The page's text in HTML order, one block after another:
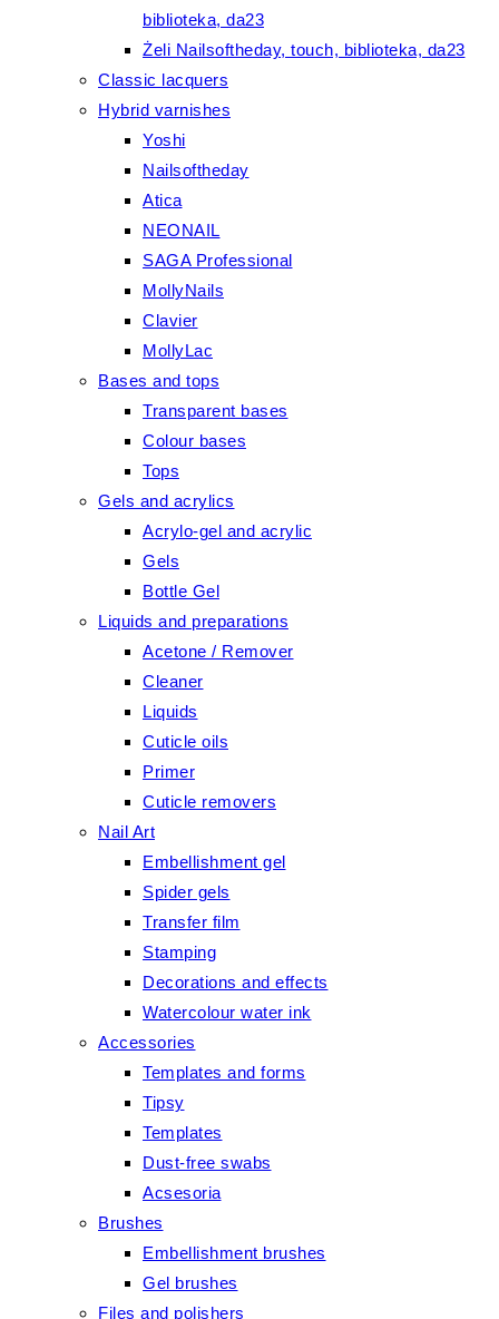
biblioteka, da23
Żeli Nailsoftheday, touch, biblioteka, da23
Classic lacquers
Hybrid varnishes
Yoshi
Nailsoftheday
Atica
NEONAIL
SAGA Professional
MollyNails
Clavier
MollyLac
Bases and tops
Transparent bases
Colour bases
Tops
Gels and acrylics
Acrylo-gel and acrylic
Gels
Bottle Gel
Liquids and preparations
Acetone / Remover
Cleaner
Liquids
Cuticle oils
Primer
Cuticle removers
Nail Art
Embellishment gel
Spider gels
Transfer film
Stamping
Decorations and effects
Watercolour water ink
Accessories
Templates and forms
Tipsy
Templates
Dust-free swabs
Acsesoria
Brushes
Embellishment brushes
Gel brushes
Files and polishers